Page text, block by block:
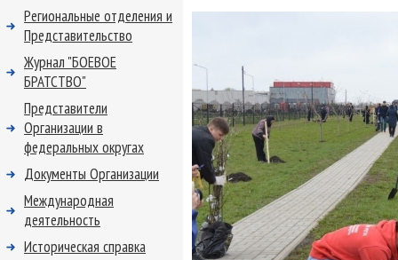
Региональные отделения и
Представительство
Журнал "БОЕВОЕ
БРАТСТВО"
Представители
Организации в
федеральных округах
Документы Организации
Международная
деятельность
Историческая справка